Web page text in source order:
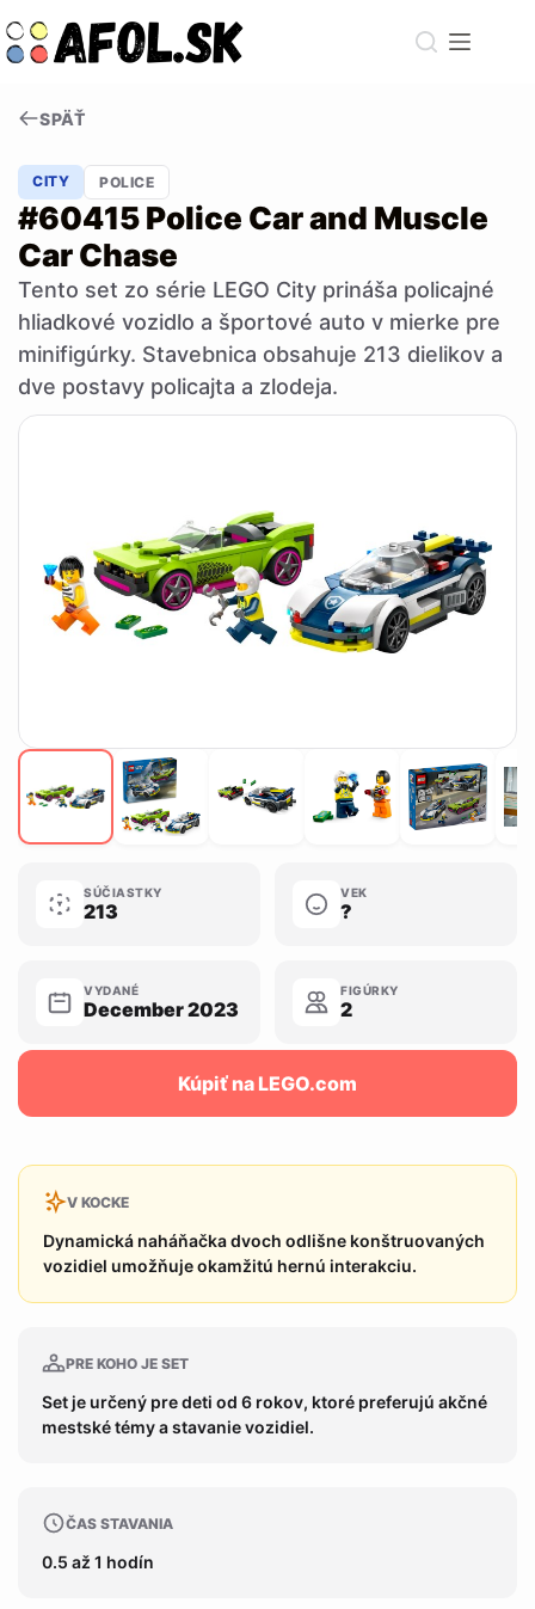
to
content
SPÄŤ
CITY POLICE
#60415 Police Car and Muscle
Car Chase
Tento set zo série LEGO City prináša policajné
hliadkové vozidlo a športové auto v mierke pre
minifigúrky. Stavebnica obsahuje 213 dielikov a
dve postavy policajta a zlodeja.
SÚČIASTKY
213
VEK
?
VYDANÉ
December 2023
FIGÚRKY
2
Kúpiť na LEGO.com
V KOCKE
Dynamická naháňačka dvoch odlišne konštruovaných
vozidiel umožňuje okamžitú hernú interakciu.
PRE KOHO JE SET
Set je určený pre deti od 6 rokov, ktoré preferujú akčné
mestské témy a stavanie vozidiel.
ČAS STAVANIA
0.5 až 1 hodín